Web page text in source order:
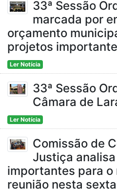
33ª Sessão
marcada por
orçamento
projetos
Ler Notícia
33ª Sessão
Câmara de
Ler Notícia
Comissão de
Justiça
importantes para o
reunião nesta